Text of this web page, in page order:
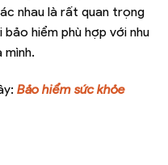
nhau là rất quan trọng
hiểm phù hợp với nhu
mình.
Bảo hiểm sức khỏe